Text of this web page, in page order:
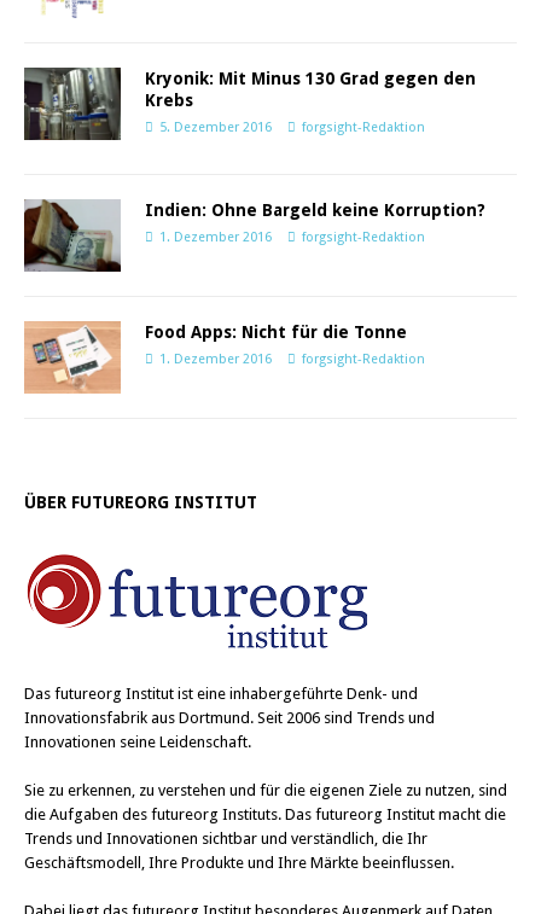
Kryonik: Mit Minus 130 Grad gegen den
Krebs
5. Dezember 2016 forgsight-Redaktion
Indien: Ohne Bargeld keine Korruption?
1. Dezember 2016 forgsight-Redaktion
Food Apps: Nicht für die Tonne
1. Dezember 2016 forgsight-Redaktion
ÜBER FUTUREORG INSTITUT
Das futureorg Institut ist eine inhabergeführte Denk- und
Innovationsfabrik aus Dortmund. Seit 2006 sind Trends und
Innovationen seine Leidenschaft.
Sie zu erkennen, zu verstehen und für die eigenen Ziele zu nutzen, sind
die Aufgaben des futureorg Instituts. Das futureorg Institut macht die
Trends und Innovationen sichtbar und verständlich, die Ihr
Geschäftsmodell, Ihre Produkte und Ihre Märkte beeinflussen.